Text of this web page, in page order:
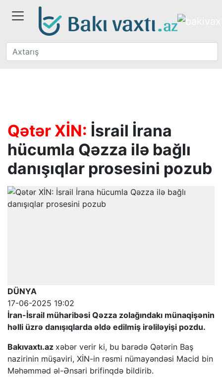
Qətər XİN: İsrail İrana
hücumla Qəzza ilə bağlı
danışıqlar prosesini pozub
DÜNYA
17-06-2025 19:02
İran-İsrail müharibəsi Qəzza zolağındakı münaqişənin
həlli üzrə danışıqlarda əldə edilmiş irəliləyişi pozdu.
Bakıvaxtı.az xəbər verir ki, bu barədə Qətərin Baş
nazirinin müşaviri, XİN-in rəsmi nümayəndəsi Macid bin
Məhəmməd əl-Ənsari brifinqdə bildirib.